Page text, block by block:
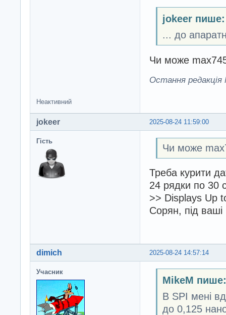
jokeer пише:
... до
Чи може
Остання редакція
Неактивний
2025-08-24 11:59:00
jokeer
Гість
Чи може
Треба курити
24 рядки по 30
>> Displays Up
Сорян, під ваші
2025-08-24 14:57:14
dimich
Учасник
MikeM пише:
В SPI мені
до 0,125